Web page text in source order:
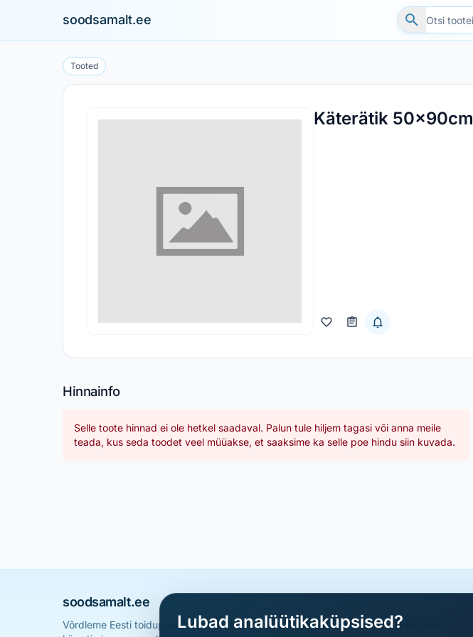
soodsamalt.ee
Tooted
Käterätik 50x90cm
Hinnainfo
Selle toote hinnad ei ole hetkel saadaval. Palun tule hiljem tagasi või anna meile
teada, kus seda toodet veel müüakse, et saaksime ka selle poe hindu siin kuvada.
soodsamalt.ee
Võrdleme Eesti toidupoodide hindu ja aitame sul leida parimad sooduspakkumised
Lubad analüütikaküpsised?